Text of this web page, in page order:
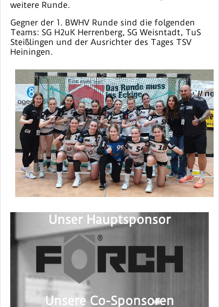
weitere Runde.
Gegner der 1. BWHV Runde sind die folgenden
Teams: SG H2uK Herrenberg, SG Weisntadt, TuS
Steißlingen und der Ausrichter des Tages TSV
Heiningen.
Unser Hauptsponsor
Unsere Co-Sponsoren